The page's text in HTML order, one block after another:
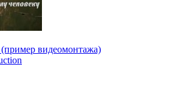
видеомонтажа)